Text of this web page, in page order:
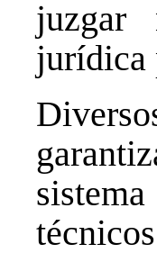
juzgar
jurídica